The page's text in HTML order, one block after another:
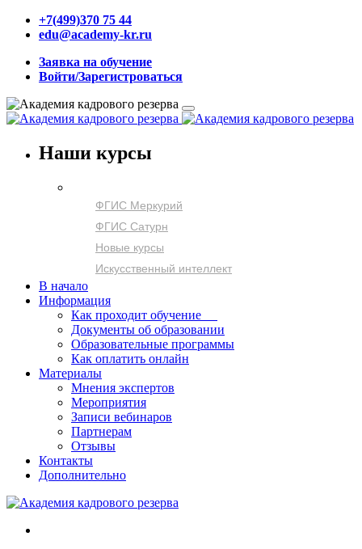
+7(499)370 75 44
edu@academy-kr.ru
Заявка на обучение
Войти/Зарегистроваться
Наши курсы
ФГИС Меркурий
ФГИС Сатурн
Новые курсы
Искусственный интеллект
В начало
Информация
Как проходит обучение
Документы об образовании
Образовательные программы
Как оплатить онлайн
Материалы
Мнения экспертов
Мероприятия
Записи вебинаров
Партнерам
Отзывы
Контакты
Дополнительно